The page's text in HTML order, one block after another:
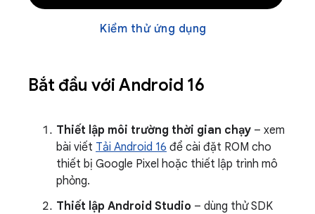
Kiểm thử ứng dụng
Bắt đầu với Android 16
Thiết lập môi trường thời gian chạy – xem
bài viết Tải Android 16 để cài đặt ROM cho
thiết bị Google Pixel hoặc thiết lập trình mô
phỏng.
Thiết lập Android Studio – dùng thử SDK